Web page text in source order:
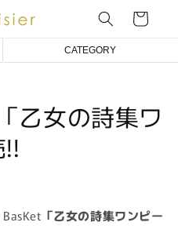
ー
CATEGORY
ONE PIECE DRESS
SKIRT/PANTS
乙女の詩集ワ
「乙女の詩集ワンピー